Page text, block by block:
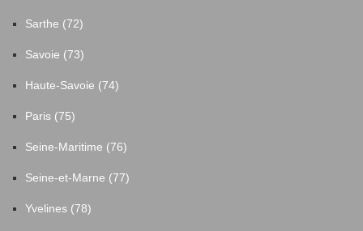
Sarthe (72)
Savoie (73)
Haute-Savoie (74)
Paris (75)
Seine-Maritime (76)
Seine-et-Marne (77)
Yvelines (78)